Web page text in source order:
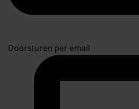
Doorsturen per email